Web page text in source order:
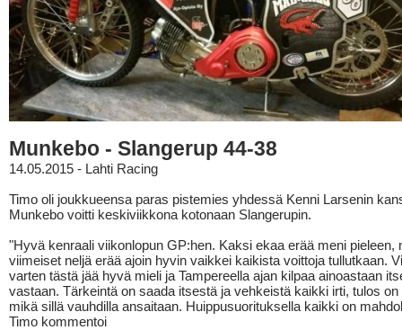
Munkebo - Slangerup 44-38
14.05.2015 - Lahti Racing
Timo oli joukkueensa paras pistemies yhdessä Kenni Larsenin
Munkebo voitti keskiviikkona kotonaan Slangerupin.
"Hyvä kenraali viikonlopun GP:hen. Kaksi ekaa erää meni pieleen,
viimeiset neljä erää ajoin hyvin vaikkei kaikista voittoja tullutkaan.
varten tästä jää hyvä mieli ja Tampereella ajan kilpaa ainoastaan
vastaan. Tärkeintä on saada itsestä ja vehkeistä kaikki irti, tulos
mikä sillä vauhdilla ansaitaan. Huippusuorituksella kaikki on
Timo kommentoi